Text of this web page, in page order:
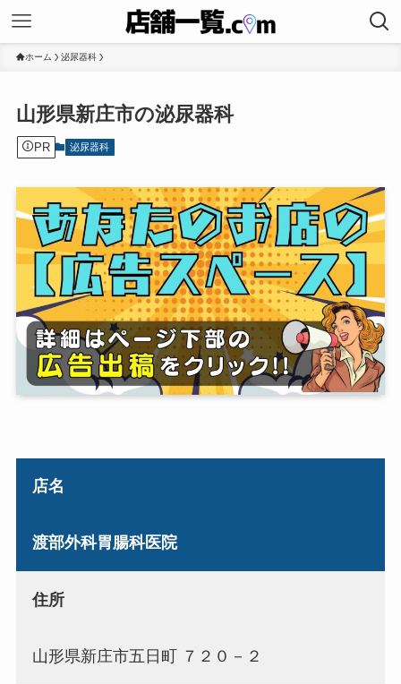
ホーム 泌尿器科
山形県新庄市の泌尿器科
PR 泌尿器科
店名
渡部外科胃腸科医院
住所
山形県新庄市五日町 ７２０－２